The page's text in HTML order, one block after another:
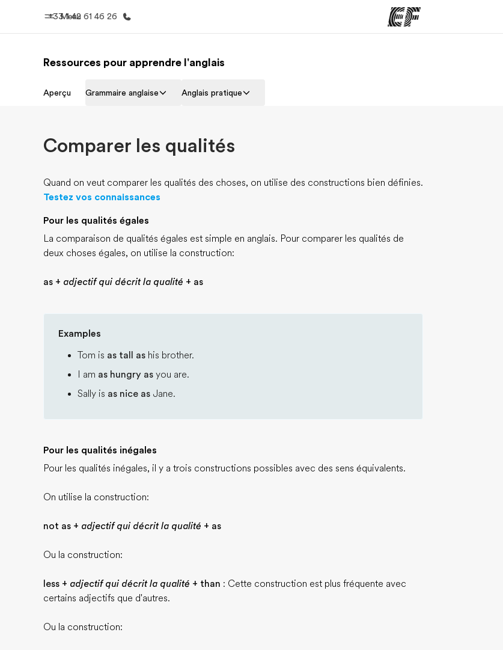
Menu
+33 1 42 61 46 26
Accueil Programmes
Ressources pour apprendre l'anglais
Aperçu Grammaire anglaise Anglais pratique
Comparer les qualités
Quand on veut comparer les qualités des choses, on utilise des constructions bien définies.
Testez vos connaissances
Pour les qualités égales
La comparaison de qualités égales est simple en anglais. Pour comparer les qualités de
deux choses égales, on utilise la construction:
as + adjectif qui décrit la qualité + as
Examples
Tom is as tall as his brother.
I am as hungry as you are.
Sally is as nice as Jane.
Pour les qualités inégales
Pour les qualités inégales, il y a trois constructions possibles avec des sens équivalents.
On utilise la construction:
not as + adjectif qui décrit la qualité + as
Ou la construction:
less + adjectif qui décrit la qualité + than : Cette construction est plus fréquente avec
certains adjectifs que d'autres.
Ou la construction: